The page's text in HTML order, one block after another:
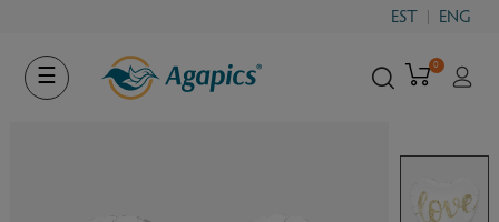
EST ENG
Toggle
navigation
☰
0